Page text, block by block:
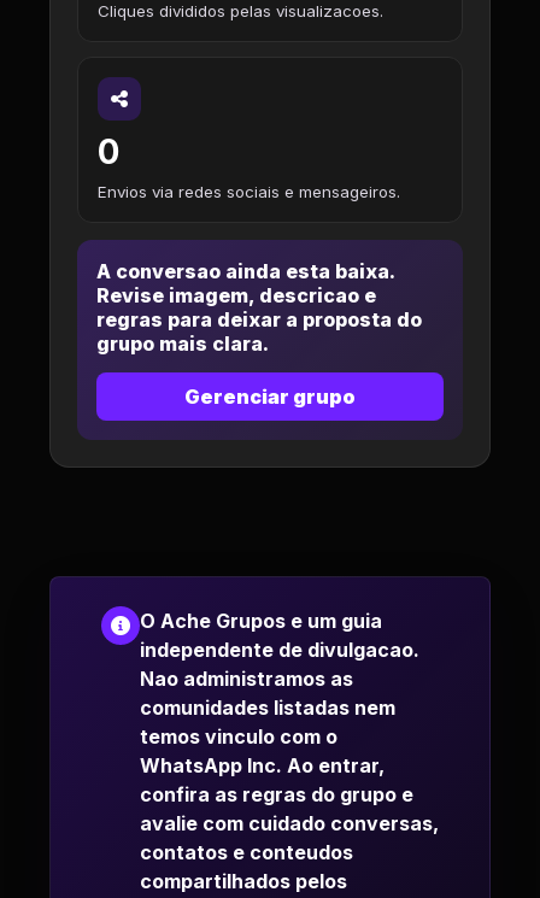
Cliques divididos pelas visualizacoes.
0
Envios via redes sociais e mensageiros.
A conversao ainda esta baixa.
Revise imagem, descricao e
regras para deixar a proposta do
grupo mais clara.
Gerenciar grupo
O Ache Grupos e um guia
independente de divulgacao.
Nao administramos as
comunidades listadas nem
temos vinculo com o
WhatsApp Inc. Ao entrar,
confira as regras do grupo e
avalie com cuidado conversas,
contatos e conteudos
compartilhados pelos